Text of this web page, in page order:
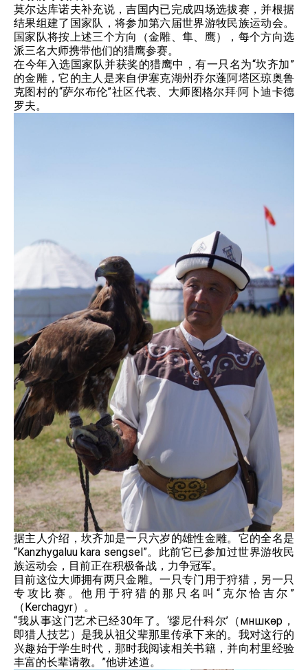
莫尔达库诺夫补充说，吉国内已完成四场选拔赛，并根据
结果组建了国家队，将参加第六届世界游牧民族运动会。
国家队将按上述三个方向（金雕、隼、鹰），每个方向选
派三名大师携带他们的猎鹰参赛。
在今年入选国家队并获奖的猎鹰中，有一只名为“坎齐加”
的金雕，它的主人是来自伊塞克湖州乔尔蓬阿塔区琼奥鲁
克图村的“萨尔布伦”社区代表、大师图格尔拜·阿卜迪卡德
罗夫。
据主人介绍，坎齐加是一只六岁的雄性金雕。它的全名是
“Kanzhygaluu kara sengsel”。此前它已参加过世界游牧民
族运动会，目前正在积极备战，力争冠军。
目前这位大师拥有两只金雕。一只专门用于狩猎，另一只
专攻比赛。他用于狩猎的那只名叫“克尔恰吉尔”
（Kerchagyr）。
“我从事这门艺术已经30年了。‘缪尼什科尔’（мүнүшкөр，
即猎人技艺）是我从祖父辈那里传承下来的。我对这行的
兴趣始于学生时代，那时我阅读相关书籍，并向村里经验
丰富的长辈请教。”他讲述道。